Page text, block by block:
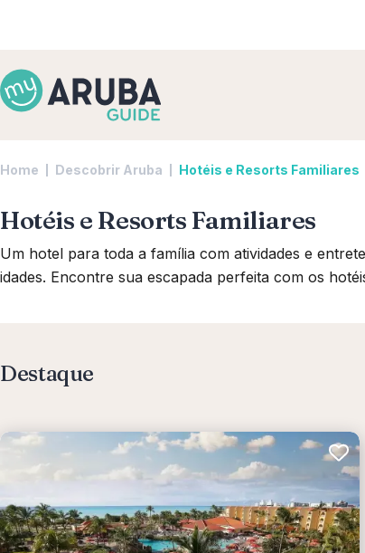
Home Descobrir Aruba Hotéis e Resorts Familiares
Hotéis e Resorts Familiares
Um hotel para toda a família com atividades e
idades. Encontre sua escapada perfeita com os
Destaque